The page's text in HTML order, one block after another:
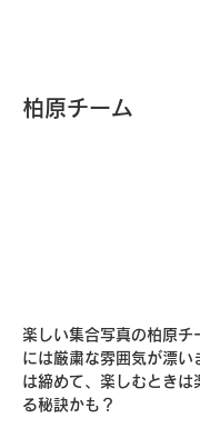
柏原チーム
楽しい集合写真の柏原チ
には厳粛な雰囲気が漂い
は締めて、楽しむときは
る秘訣かも？